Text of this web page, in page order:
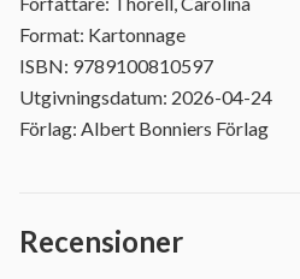
Format: Kartonnage
ISBN: 9789100810597
Utgivningsdatum: 2026-04-24
Förlag: Albert Bonniers Förlag
Recensioner